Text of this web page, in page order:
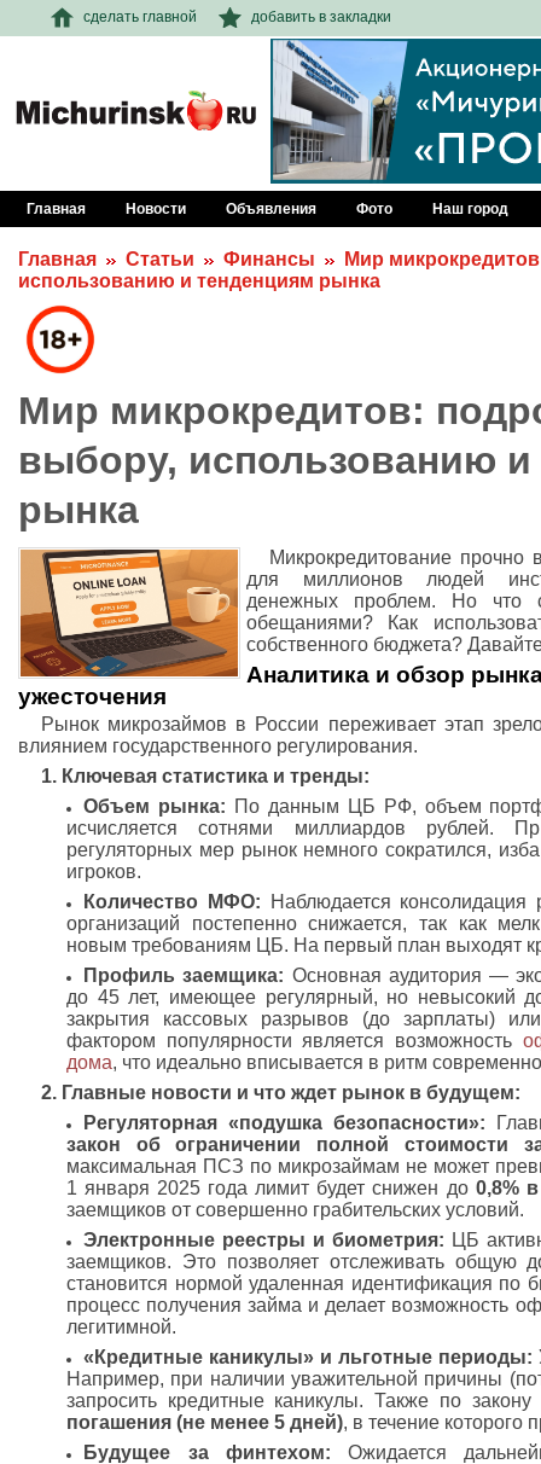
сделать главной добавить в закладки
Главная Новости Объявления Фото Наш город
Главная Статьи Финансы
Мир
использованию и тенденциям рынка
Мир микрокредитов:
выбору, использованию
рынка
Микрокредитование
для миллионов людей
денежных проблем. Но что
обещаниями? Как
собственного бюджета?
Аналитика и обзор
ужесточения
Рынок микрозаймов в России переживает этап
влиянием государственного регулирования.
1. Ключевая статистика и тренды:
Объем рынка: По данным ЦБ РФ, объем
исчисляется сотнями миллиардов рублей.
регуляторных мер рынок немного сократился,
игроков.
Количество МФО: Наблюдается
организаций постепенно снижается, так как
новым требованиям ЦБ. На первый план выходят
Профиль заемщика: Основная аудитория —
до 45 лет, имеющее регулярный, но невысокий
закрытия кассовых разрывов (до зарплаты)
фактором популярности является возможность
дома, что идеально вписывается в ритм
2. Главные новости и что ждет рынок в будущем:
Регуляторная «подушка безопасности»:
закон об ограничении полной стоимости
максимальная ПСЗ по микрозаймам не может
1 января 2025 года лимит будет снижен до 0,8%
заемщиков от совершенно грабительских условий.
Электронные реестры и биометрия: ЦБ
заемщиков. Это позволяет отслеживать общую
становится нормой удаленная идентификация по
процесс получения займа и делает возможность
легитимной.
«Кредитные каникулы» и льготные периоды:
Например, при наличии уважительной причины
запросить кредитные каникулы. Также по
погашения (не менее 5 дней), в течение которого
Будущее за финтехом: Ожидается